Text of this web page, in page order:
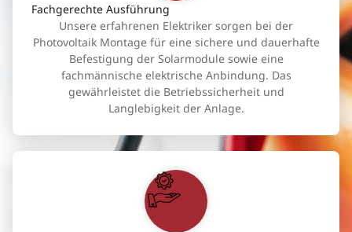
Fachgerechte Ausführung
Unsere erfahrenen Elektriker sorgen bei der
Photovoltaik Montage für eine sichere und dauerhafte
Befestigung der Solarmodule sowie eine
fachmännische elektrische Anbindung. Das
gewährleistet die Betriebssicherheit und
Langlebigkeit der Anlage.